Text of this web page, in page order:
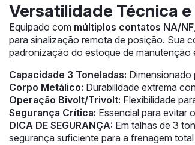
Versatilidade Técnica
Equipado com múltiplos contatos NA/NF
para sinalização remota de posição. Sua
padronização do estoque de manutenção
Capacidade 3 Toneladas: Dimensionado
Corpo Metálico: Durabilidade extrema
Operação Bivolt/Trivolt: Flexibilidade
Segurança Crítica: Essencial para evitar
DICA DE SEGURANÇA: Em talhas de 3
segurança suficiente para a frenagem